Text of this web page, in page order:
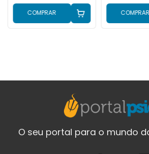
COMPRAR COMPRAR
O seu portal para o mundo